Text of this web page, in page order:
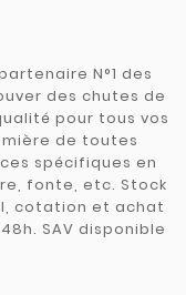
N°1 des
des chutes de
pour tous vos
de toutes
spécifiques en
fonte, etc. Stock
cotation et achat
SAV disponible